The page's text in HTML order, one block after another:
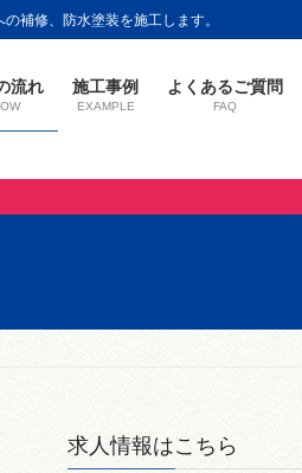
補修、防水塗装を施工します。
流れ 施工事例
EXAMPLE
よくあるご質問
FAQ
求人情報はこちら